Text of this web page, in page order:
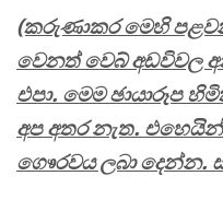
(කරුණාකර මෙහි
වෙනත් වෙබ් අඩවිවල
එපා. මෙම ඡායාරූප
අප අතර නැත.
ගෙෳරවය ලබා දෙන්න.